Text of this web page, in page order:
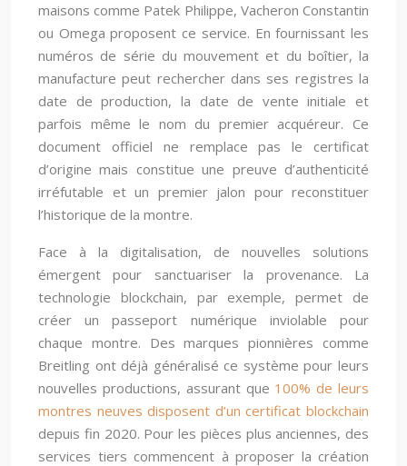
maisons comme Patek Philippe, Vacheron Constantin
ou Omega proposent ce service. En fournissant les
numéros de série du mouvement et du boîtier, la
manufacture peut rechercher dans ses registres la
date de production, la date de vente initiale et
parfois même le nom du premier acquéreur. Ce
document officiel ne remplace pas le certificat
d’origine mais constitue une preuve d’authenticité
irréfutable et un premier jalon pour reconstituer
l’historique de la montre.
Face à la digitalisation, de nouvelles solutions
émergent pour sanctuariser la provenance. La
technologie blockchain, par exemple, permet de
créer un passeport numérique inviolable pour
chaque montre. Des marques pionnières comme
Breitling ont déjà généralisé ce système pour leurs
nouvelles productions, assurant que 100% de leurs
montres neuves disposent d’un certificat blockchain
depuis fin 2020. Pour les pièces plus anciennes, des
services tiers commencent à proposer la création